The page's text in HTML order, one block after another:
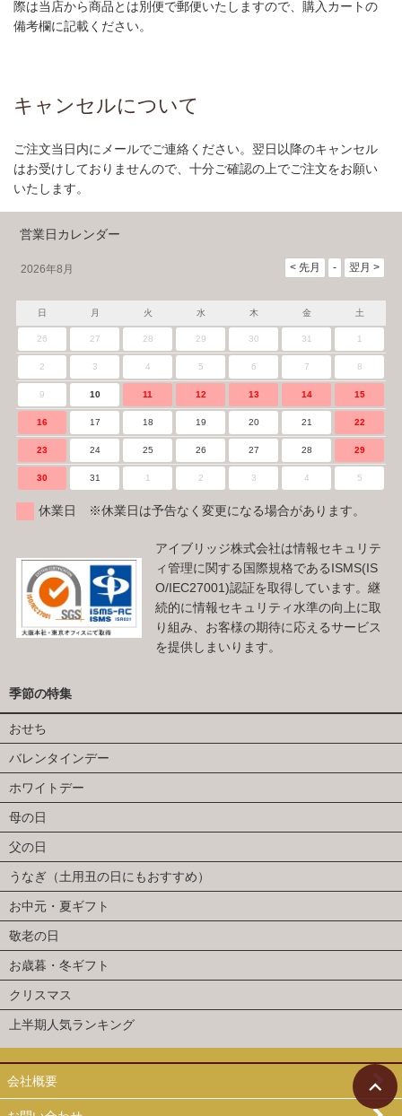
際は当店から商品とは別便で郵便いたしますので、購入カートの
備考欄に記載ください。
キャンセルについて
ご注文当日内にメールでご連絡ください。翌日以降のキャンセル
はお受けしておりませんので、十分ご確認の上でご注文をお願い
いたします。
営業日カレンダー
2026年8月
日 月 火 水 木 金 土
26 27 28 29 30 31 1
2 3 4 5 6 7 8
9 10 11 12 13 14 15
16 17 18 19 20 21 22
23 24 25 26 27 28 29
30 31 1 2 3 4 5
休業日 ※休業日は予告なく変更になる場合があります。
アイブリッジ株式会社は情報セキュリテ
ィ管理に関する国際規格であるISMS(IS
O/IEC27001)認証を取得しています。継
続的に情報セキュリティ水準の向上に取
り組み、お客様の期待に応えるサービス
を提供しまいります。
季節の特集
おせち
バレンタインデー
ホワイトデー
母の日
父の日
うなぎ（土用丑の日にもおすすめ）
お中元・夏ギフト
敬老の日
お歳暮・冬ギフト
クリスマス
上半期人気ランキング
会社概要